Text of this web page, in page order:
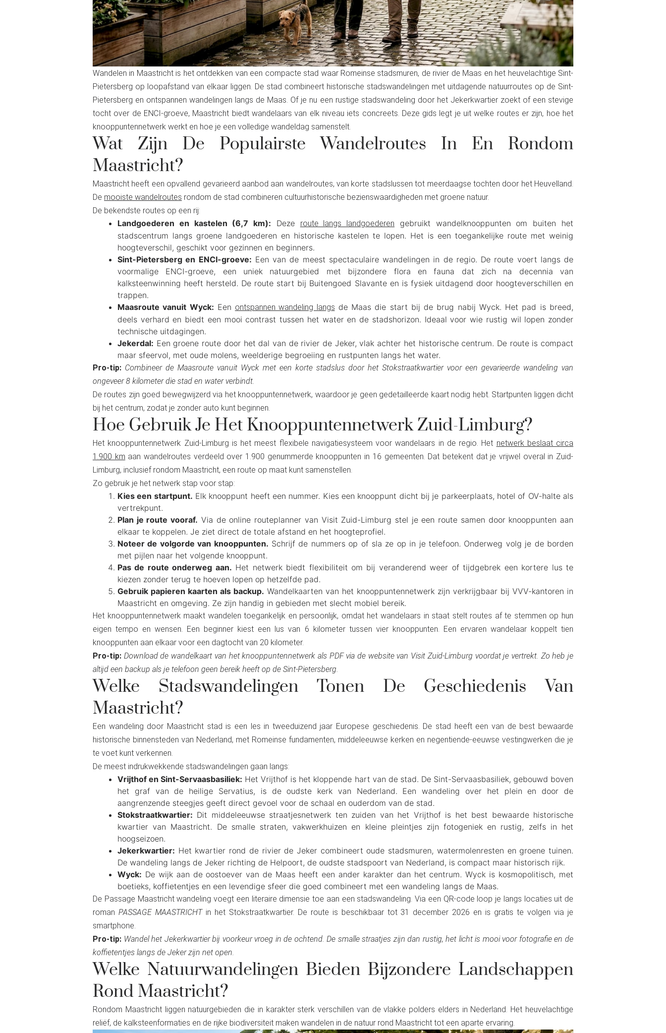
Wandelen in Maastricht is het ontdekken van een compacte stad waar Romeinse stadsmuren, de rivier de Maas en het heuvelachtige Sint-
Pietersberg op loopafstand van elkaar liggen. De stad combineert historische stadswandelingen met uitdagende natuurroutes op de Sint-
Pietersberg en ontspannen wandelingen langs de Maas. Of je nu een rustige stadswandeling door het Jekerkwartier zoekt of een stevige
tocht over de ENCI-groeve, Maastricht biedt wandelaars van elk niveau iets concreets. Deze gids legt je uit welke routes er zijn, hoe het
knooppuntennetwerk werkt en hoe je een volledige wandeldag samenstelt.
Wat Zijn De Populairste Wandelroutes In En Rondom
Maastricht?
Maastricht heeft een opvallend gevarieerd aanbod aan wandelroutes, van korte stadslussen tot meerdaagse tochten door het Heuvelland.
De mooiste wandelroutes rondom de stad combineren cultuurhistorische bezienswaardigheden met groene natuur.
De bekendste routes op een rij:
Landgoederen en kastelen (6,7 km): Deze route langs landgoederen gebruikt wandelknooppunten om buiten het
stadscentrum langs groene landgoederen en historische kastelen te lopen. Het is een toegankelijke route met weinig
hoogteverschil, geschikt voor gezinnen en beginners.
Sint-Pietersberg en ENCI-groeve: Een van de meest spectaculaire wandelingen in de regio. De route voert langs de
voormalige ENCI-groeve, een uniek natuurgebied met bijzondere flora en fauna dat zich na decennia van
kalksteenwinning heeft hersteld. De route start bij Buitengoed Slavante en is fysiek uitdagend door hoogteverschillen en
trappen.
Maasroute vanuit Wyck: Een ontspannen wandeling langs de Maas die start bij de brug nabij Wyck. Het pad is breed,
deels verhard en biedt een mooi contrast tussen het water en de stadshorizon. Ideaal voor wie rustig wil lopen zonder
technische uitdagingen.
Jekerdal: Een groene route door het dal van de rivier de Jeker, vlak achter het historische centrum. De route is compact
maar sfeervol, met oude molens, weelderige begroeiing en rustpunten langs het water.
Pro-tip: Combineer de Maasroute vanuit Wyck met een korte stadslus door het Stokstraatkwartier voor een gevarieerde wandeling van
ongeveer 8 kilometer die stad en water verbindt.
De routes zijn goed bewegwijzerd via het knooppuntennetwerk, waardoor je geen gedetailleerde kaart nodig hebt. Startpunten liggen dicht
bij het centrum, zodat je zonder auto kunt beginnen.
Hoe Gebruik Je Het Knooppuntennetwerk Zuid-Limburg?
Het knooppuntennetwerk Zuid-Limburg is het meest flexibele navigatiesysteem voor wandelaars in de regio. Het netwerk beslaat circa
1.900 km aan wandelroutes verdeeld over 1.900 genummerde knooppunten in 16 gemeenten. Dat betekent dat je vrijwel overal in Zuid-
Limburg, inclusief rondom Maastricht, een route op maat kunt samenstellen.
Zo gebruik je het netwerk stap voor stap:
Kies een startpunt. Elk knooppunt heeft een nummer. Kies een knooppunt dicht bij je parkeerplaats, hotel of OV-halte als
vertrekpunt.
Plan je route vooraf. Via de online routeplanner van Visit Zuid-Limburg stel je een route samen door knooppunten aan
elkaar te koppelen. Je ziet direct de totale afstand en het hoogteprofiel.
Noteer de volgorde van knooppunten. Schrijf de nummers op of sla ze op in je telefoon. Onderweg volg je de borden
met pijlen naar het volgende knooppunt.
Pas de route onderweg aan. Het netwerk biedt flexibiliteit om bij veranderend weer of tijdgebrek een kortere lus te
kiezen zonder terug te hoeven lopen op hetzelfde pad.
Gebruik papieren kaarten als backup. Wandelkaarten van het knooppuntennetwerk zijn verkrijgbaar bij VVV-kantoren in
Maastricht en omgeving. Ze zijn handig in gebieden met slecht mobiel bereik.
Het knooppuntennetwerk maakt wandelen toegankelijk en persoonlijk, omdat het wandelaars in staat stelt routes af te stemmen op hun
eigen tempo en wensen. Een beginner kiest een lus van 6 kilometer tussen vier knooppunten. Een ervaren wandelaar koppelt tien
knooppunten aan elkaar voor een dagtocht van 20 kilometer.
Pro-tip: Download de wandelkaart van het knooppuntennetwerk als PDF via de website van Visit Zuid-Limburg voordat je vertrekt. Zo heb je
altijd een backup als je telefoon geen bereik heeft op de Sint-Pietersberg.
Welke Stadswandelingen Tonen De Geschiedenis Van
Maastricht?
Een wandeling door Maastricht stad is een les in tweeduizend jaar Europese geschiedenis. De stad heeft een van de best bewaarde
historische binnensteden van Nederland, met Romeinse fundamenten, middeleeuwse kerken en negentiende-eeuwse vestingwerken die je
te voet kunt verkennen.
De meest indrukwekkende stadswandelingen gaan langs:
Vrijthof en Sint-Servaasbasiliek: Het Vrijthof is het kloppende hart van de stad. De Sint-Servaasbasiliek, gebouwd boven
het graf van de heilige Servatius, is de oudste kerk van Nederland. Een wandeling over het plein en door de
aangrenzende steegjes geeft direct gevoel voor de schaal en ouderdom van de stad.
Stokstraatkwartier: Dit middeleeuwse straatjesnetwerk ten zuiden van het Vrijthof is het best bewaarde historische
kwartier van Maastricht. De smalle straten, vakwerkhuizen en kleine pleintjes zijn fotogeniek en rustig, zelfs in het
hoogseizoen.
Jekerkwartier: Het kwartier rond de rivier de Jeker combineert oude stadsmuren, watermolenresten en groene tuinen.
De wandeling langs de Jeker richting de Helpoort, de oudste stadspoort van Nederland, is compact maar historisch rijk.
Wyck: De wijk aan de oostoever van de Maas heeft een ander karakter dan het centrum. Wyck is kosmopolitisch, met
boetieks, koffietentjes en een levendige sfeer die goed combineert met een wandeling langs de Maas.
De Passage Maastricht wandeling voegt een literaire dimensie toe aan een stadswandeling. Via een QR-code loop je langs locaties uit de
roman PASSAGE MAASTRICHTin het Stokstraatkwartier. De route is beschikbaar tot 31 december 2026 en is gratis te volgen via je
smartphone.
Pro-tip: Wandel het Jekerkwartier bij voorkeur vroeg in de ochtend. De smalle straatjes zijn dan rustig, het licht is mooi voor fotografie en de
koffietentjes langs de Jeker zijn net open.
Welke Natuurwandelingen Bieden Bijzondere Landschappen
Rond Maastricht?
Rondom Maastricht liggen natuurgebieden die in karakter sterk verschillen van de vlakke polders elders in Nederland. Het heuvelachtige
reliëf, de kalksteenformaties en de rijke biodiversiteit maken wandelen in de natuur rond Maastricht tot een aparte ervaring.